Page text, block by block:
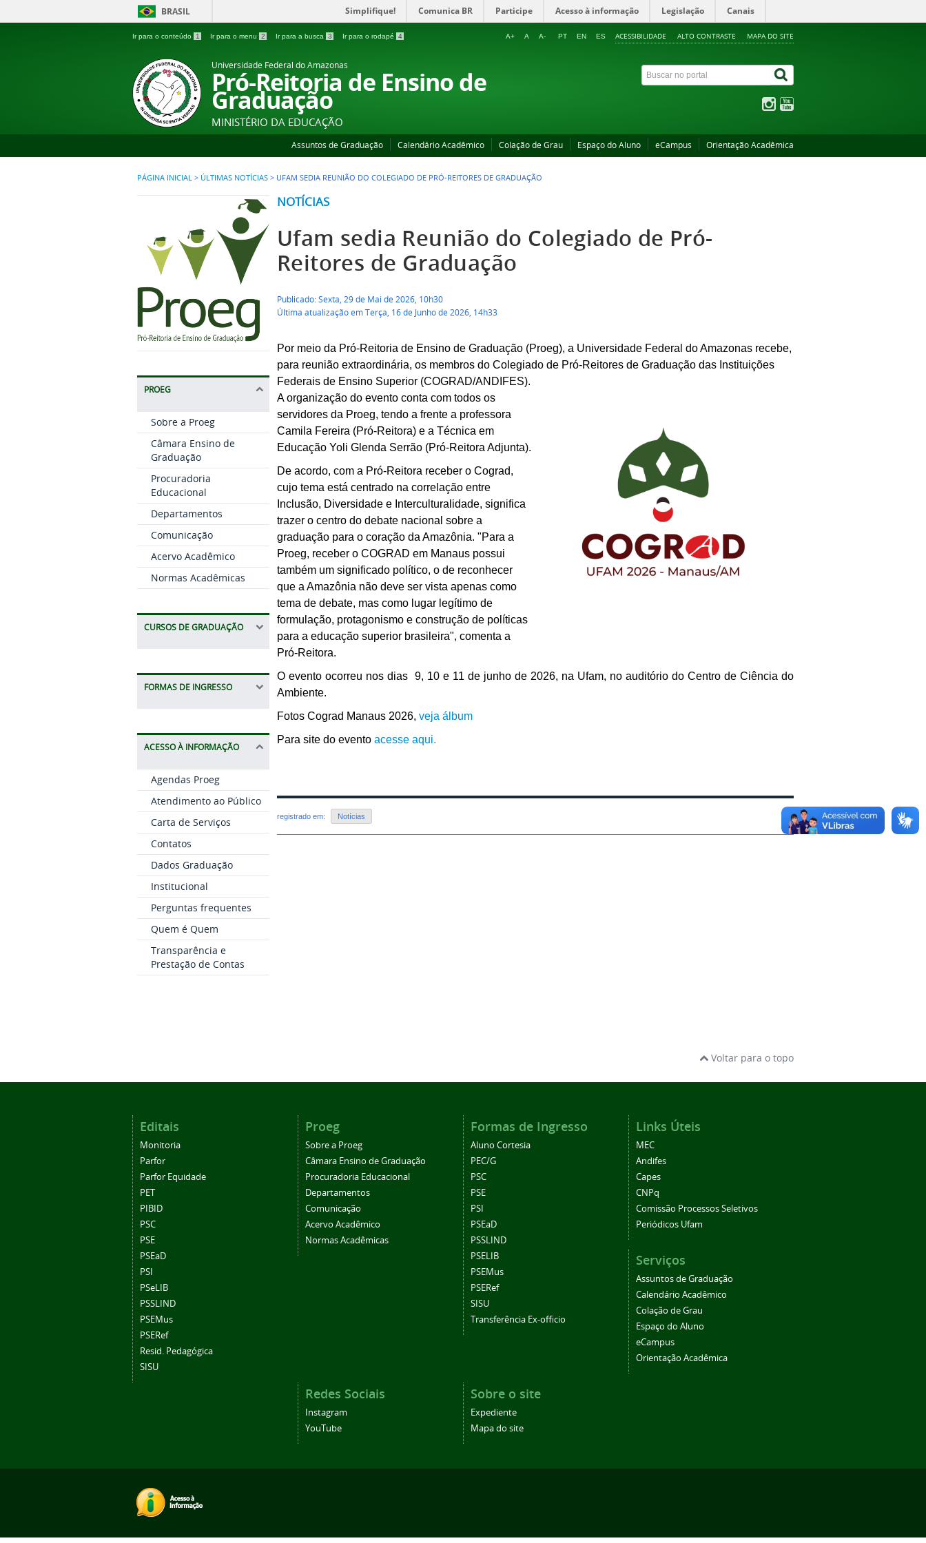
BRASIL Simplifique! Comunica BR Participe Acesso à informação Legislação Canais
Ir para o conteúdo 1 Ir para o menu 2 Ir para a busca 3 Ir para o rodapé 4 ACESSIBILIDADE ALTO CONTRASTE MAPA DO SITE
A+ A A- PT EN ES
Universidade Federal do Amazonas
Pró-Reitoria de Ensino de
Graduação
MINISTÉRIO DA EDUCAÇÃO
Assuntos de Graduação Calendário Acadêmico Colação de Grau Espaço do Aluno eCampus Orientação Acadêmica
PÁGINA INICIAL > ÚLTIMAS NOTÍCIAS > UFAM SEDIA REUNIÃO DO COLEGIADO DE PRÓ-REITORES DE GRADUAÇÃO
PROEG
Sobre a Proeg
Câmara Ensino de
Graduação
Procuradoria
Educacional
Departamentos
Comunicação
Acervo Acadêmico
Normas Acadêmicas
CURSOS DE GRADUAÇÃO
FORMAS DE INGRESSO
ACESSO À INFORMAÇÃO
Agendas Proeg
Atendimento ao Público
Carta de Serviços
Contatos
Dados Graduação
Institucional
Perguntas frequentes
Quem é Quem
Transparência e
Prestação de Contas
NOTÍCIAS
Ufam sedia Reunião do Colegiado de Pró-
Reitores de Graduação
Publicado: Sexta, 29 de Mai de 2026, 10h30
Última atualização em Terça, 16 de Junho de 2026, 14h33
Por meio da Pró-Reitoria de Ensino de Graduação (Proeg), a Universidade Federal do Amazonas recebe,
para reunião extraordinária, os membros do Colegiado de Pró-Reitores de Graduação das Instituições
Federais de Ensino Superior (COGRAD/ANDIFES).
A organização do evento conta com todos os
servidores da Proeg, tendo a frente a professora
Camila Fereira (Pró-Reitora) e a Técnica em
Educação Yoli Glenda Serrão (Pró-Reitora Adjunta).
De acordo, com a Pró-Reitora receber o Cograd,
cujo tema está centrado na correlação entre
Inclusão, Diversidade e Interculturalidade, significa
trazer o centro do debate nacional sobre a
graduação para o coração da Amazônia. "Para a
Proeg, receber o COGRAD em Manaus possui
também um significado político, o de reconhecer
que a Amazônia não deve ser vista apenas como
tema de debate, mas como lugar legítimo de
formulação, protagonismo e construção de políticas
para a educação superior brasileira", comenta a
Pró-Reitora.
O evento ocorreu nos dias 9, 10 e 11 de junho de 2026, na Ufam, no auditório do Centro de Ciência do
Ambiente.
Fotos Cograd Manaus 2026, veja álbum
Para site do evento acesse aqui.
registrado em: Notícias
Voltar para o topo
Editais
Monitoria
Parfor
Parfor Equidade
PET
PIBID
PSC
PSE
PSEaD
PSI
PSeLIB
PSSLIND
PSEMus
PSERef
Resid. Pedagógica
SISU
Proeg
Sobre a Proeg
Câmara Ensino de Graduação
Procuradoria Educacional
Departamentos
Comunicação
Acervo Acadêmico
Normas Acadêmicas
Formas de Ingresso
Aluno Cortesia
PEC/G
PSC
PSE
PSI
PSEaD
PSSLIND
PSELIB
PSEMus
PSERef
SISU
Transferência Ex-officio
Links Úteis
MEC
Andifes
Capes
CNPq
Comissão Processos Seletivos
Periódicos Ufam
Serviços
Assuntos de Graduação
Calendário Acadêmico
Colação de Grau
Espaço do Aluno
eCampus
Orientação Acadêmica
Redes Sociais
Instagram
YouTube
Sobre o site
Expediente
Mapa do site